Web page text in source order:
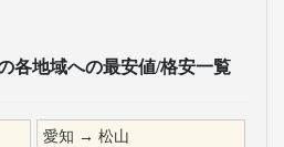
各地域への最安値/格安一覧
愛知 →松山